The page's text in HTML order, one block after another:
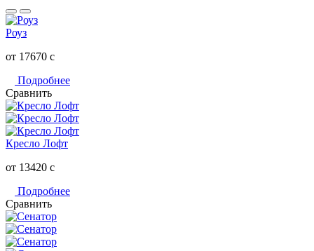
Роуз
от 17670 c
Подробнее
Сравнить
Кресло Лофт
от 13420 c
Подробнее
Сравнить